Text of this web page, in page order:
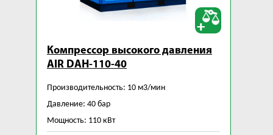
Компрессор высокого давления
AIR DAH-110-40
Производительность: 10 м3/мин
Давление: 40 бар
Мощность: 110 кВт